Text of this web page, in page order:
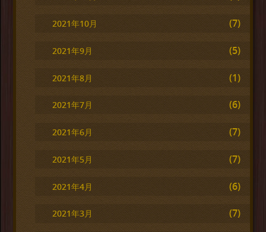
2021年10月 (7)
2021年9月 (5)
2021年8月 (1)
2021年7月 (6)
2021年6月 (7)
2021年5月 (7)
2021年4月 (6)
2021年3月 (7)